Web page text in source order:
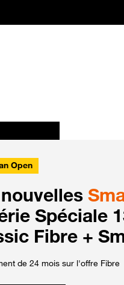
Open
Spéciale
Fibre +
de 24 mois sur l'offre Fibre